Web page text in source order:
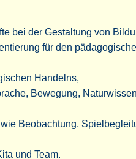
bei der Gestaltung von
für den
Handelns,
Bewegung,
Beobachtung,
und Team.